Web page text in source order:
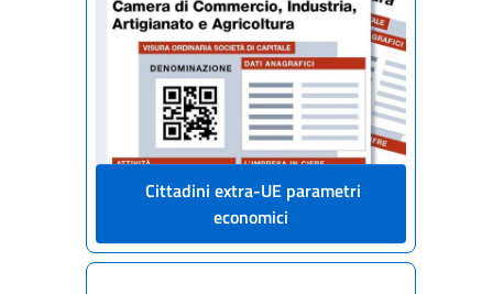
Cittadini extra-UE parametri
economici